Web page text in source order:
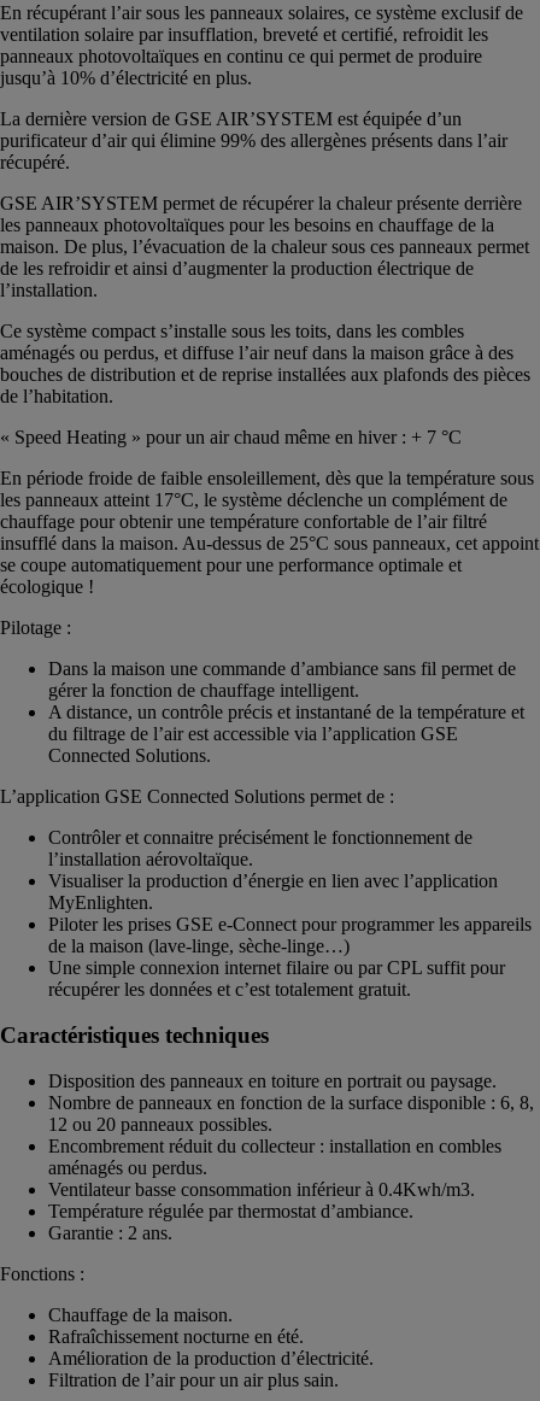
En récupérant l’air sous les panneaux solaires, ce système exclusif de
ventilation solaire par insufflation, breveté et certifié, refroidit les
panneaux photovoltaïques en continu ce qui permet de produire
jusqu’à 10% d’électricité en plus.
La dernière version de GSE AIR’SYSTEM est équipée d’un
purificateur d’air qui élimine 99% des allergènes présents dans l’air
récupéré.
GSE AIR’SYSTEM permet de récupérer la chaleur présente derrière
les panneaux photovoltaïques pour les besoins en chauffage de la
maison. De plus, l’évacuation de la chaleur sous ces panneaux permet
de les refroidir et ainsi d’augmenter la production électrique de
l’installation.
Ce système compact s’installe sous les toits, dans les combles
aménagés ou perdus, et diffuse l’air neuf dans la maison grâce à des
bouches de distribution et de reprise installées aux plafonds des pièces
de l’habitation.
« Speed Heating » pour un air chaud même en hiver : + 7 °C
En période froide de faible ensoleillement, dès que la température sous
les panneaux atteint 17°C, le système déclenche un complément de
chauffage pour obtenir une température confortable de l’air filtré
insufflé dans la maison. Au-dessus de 25°C sous panneaux, cet appoint
se coupe automatiquement pour une performance optimale et
écologique !
Pilotage :
Dans la maison une commande d’ambiance sans fil permet de
gérer la fonction de chauffage intelligent.
A distance, un contrôle précis et instantané de la température et
du filtrage de l’air est accessible via l’application GSE
Connected Solutions.
L’application GSE Connected Solutions permet de :
Contrôler et connaitre précisément le fonctionnement de
l’installation aérovoltaïque.
Visualiser la production d’énergie en lien avec l’application
MyEnlighten.
Piloter les prises GSE e-Connect pour programmer les appareils
de la maison (lave-linge, sèche-linge…)
Une simple connexion internet filaire ou par CPL suffit pour
récupérer les données et c’est totalement gratuit.
Caractéristiques techniques
Disposition des panneaux en toiture en portrait ou paysage.
Nombre de panneaux en fonction de la surface disponible : 6, 8,
12 ou 20 panneaux possibles.
Encombrement réduit du collecteur : installation en combles
aménagés ou perdus.
Ventilateur basse consommation inférieur à 0.4Kwh/m3.
Température régulée par thermostat d’ambiance.
Garantie : 2 ans.
Fonctions :
Chauffage de la maison.
Rafraîchissement nocturne en été.
Amélioration de la production d’électricité.
Filtration de l’air pour un air plus sain.